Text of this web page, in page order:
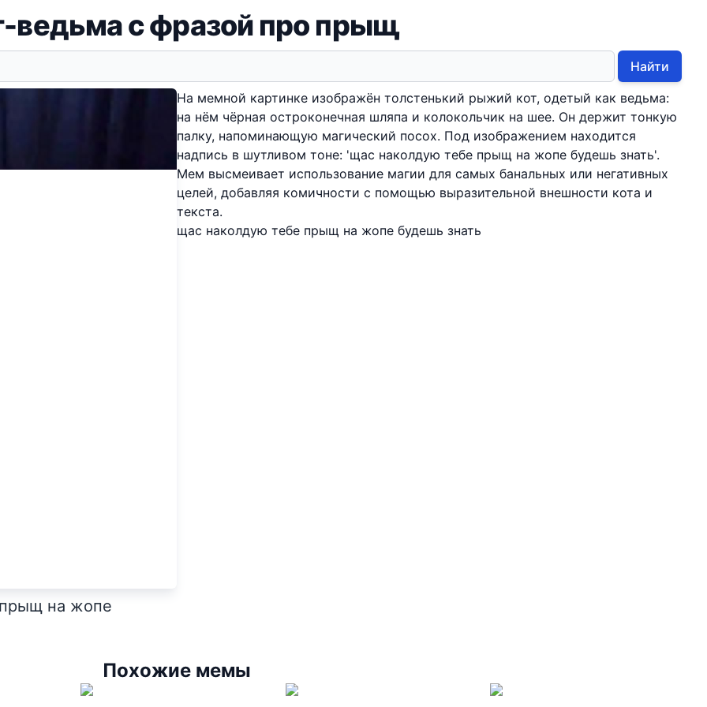
ведьма с фразой про прыщ
Найти
на жопе
На мемной картинке изображён толстенький рыжий кот, одетый как ведьма:
на нём чёрная остроконечная шляпа и колокольчик на шее. Он держит тонкую
палку, напоминающую магический посох. Под изображением находится
надпись в шутливом тоне: 'щас наколдую тебе прыщ на жопе будешь знать'.
Мем высмеивает использование магии для самых банальных или негативных
целей, добавляя комичности с помощью выразительной внешности кота и
текста.
щас наколдую тебе прыщ на жопе будешь знать
Похожие мемы